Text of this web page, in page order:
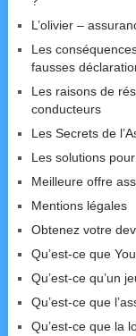
L’olivier –
Les
fausses
Les raisons de
conducteurs
Les Secrets de
Les solutions
Meilleure offre
Mentions légales
Obtenez votre
Qu’est-ce que
Qu’est-ce qu’un
Qu’est-ce que
Qu’est-ce que la